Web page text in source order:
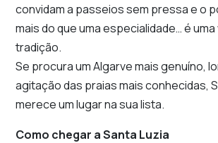
convidam a passeios sem pressa e o
mais do que uma especialidade… é
tradição.
Se procura um Algarve mais genuíno,
agitação das praias mais conhecidas,
merece um lugar na sua lista.
Como chegar a Santa Luzia